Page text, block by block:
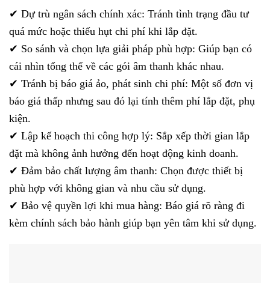
✔ Dự trù ngân sách chính xác: Tránh tình trạng đầu tư
quá mức hoặc thiếu hụt chi phí khi lắp đặt.
✔ So sánh và chọn lựa giải pháp phù hợp: Giúp bạn có
cái nhìn tổng thể về các gói âm thanh khác nhau.
✔ Tránh bị báo giá ảo, phát sinh chi phí: Một số đơn vị
báo giá thấp nhưng sau đó lại tính thêm phí lắp đặt, phụ
kiện.
✔ Lập kế hoạch thi công hợp lý: Sắp xếp thời gian lắp
đặt mà không ảnh hưởng đến hoạt động kinh doanh.
✔ Đảm bảo chất lượng âm thanh: Chọn được thiết bị
phù hợp với không gian và nhu cầu sử dụng.
✔ Bảo vệ quyền lợi khi mua hàng: Báo giá rõ ràng đi
kèm chính sách bảo hành giúp bạn yên tâm khi sử dụng.